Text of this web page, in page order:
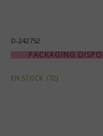
D-242752
PACKAGING
EN STOCK (72)